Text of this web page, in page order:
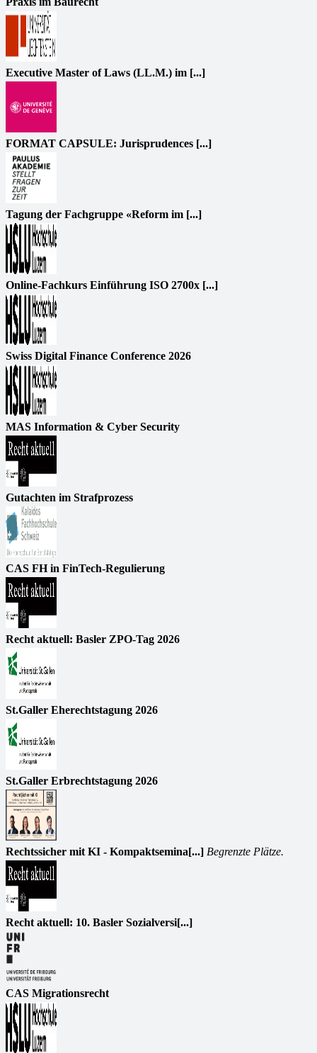
Executive Master of Laws (LL.M.) im [...]
FORMAT CAPSULE: Jurisprudences [...]
Tagung der Fachgruppe «Reform im [...]
Online-Fachkurs Einführung ISO 2700x [...]
Swiss Digital Finance Conference 2026
MAS Information & Cyber Security
Gutachten im Strafprozess
CAS FH in FinTech-Regulierung
Recht aktuell: Basler ZPO-Tag 2026
St.Galler Eherechtstagung 2026
St.Galler Erbrechtstagung 2026
Rechtssicher mit KI - Kompaktsemina[...] Begrenzte Plätze.
Recht aktuell: 10. Basler Sozialversi[...]
CAS Migrationsrecht